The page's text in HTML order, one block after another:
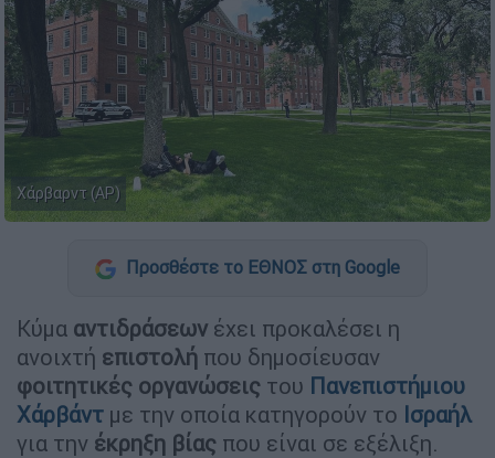
Χάρβαρντ (AP)
Προσθέστε το ΕΘΝΟΣ στη Google
Κύμα αντιδράσεων έχει προκαλέσει η
ανοιχτή επιστολή που δημοσίευσαν
φοιτητικές οργανώσεις του Πανεπιστήμιου
Χάρβάντ με την οποία κατηγορούν το Ισραήλ
για την έκρηξη βίας που είναι σε εξέλιξη.